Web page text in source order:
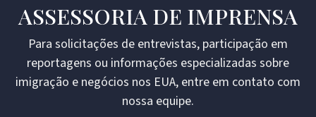
ASSESSORIA DE IMPRENSA
Para solicitações de entrevistas, participação em
reportagens ou informações especializadas sobre
imigração e negócios nos EUA, entre em contato com
nossa equipe.